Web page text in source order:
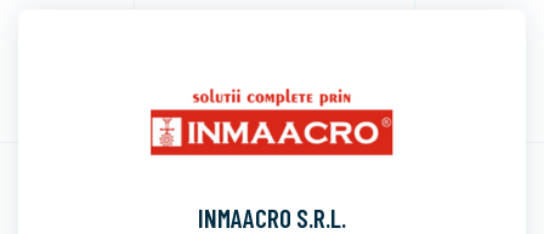
INMAACRO S.R.L.